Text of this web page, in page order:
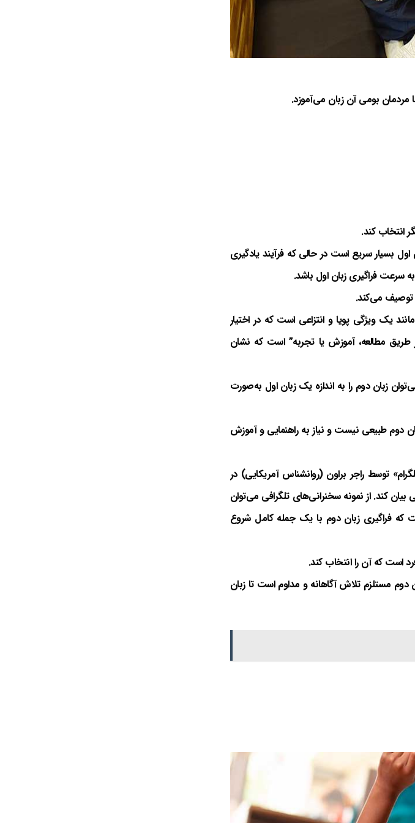
مردمان بومی آن زبان می‌آموزد.
انتخاب کند.
اول بسیار سریع است در حالی که فرآیند یادگیری
به سرعت فراگیری زبان اول باشد.
توصیف می‌کند.
یک ویژگی پویا و انتزاعی است که در اختیار
مطالعه، آموزش یا تجربه” است که نشان
هرگز نمی‌توان زبان دوم را به اندازه یک زبان اول به‌صورت
دوم طبیعی نیست و نیاز به راهنمایی و آموزش
توسط راجر براون (روانشناس آمریکایی) در
این واژه به دو کلمه‌ای اشاره دارد که کودک می‌تواند در سن 18 تا 24 ماهگی بیان کند. از نمونه سخنرانی‌های تلگرافی می‌توان
که فراگیری زبان دوم با یک جمله کامل شروع
است که آن را انتخاب کند.
دوم مستلزم تلاش آگاهانه و مداوم است تا زبان